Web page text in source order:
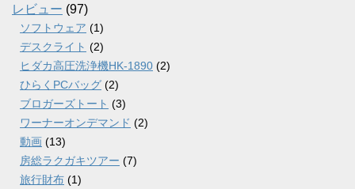
レビュー (97)
ソフトウェア (1)
デスクライト (2)
ヒダカ高圧洗浄機HK-1890 (2)
ひらくPCバッグ (2)
ブロガーズトート (3)
ワーナーオンデマンド (2)
動画 (13)
房総ラクガキツアー (7)
旅行財布 (1)